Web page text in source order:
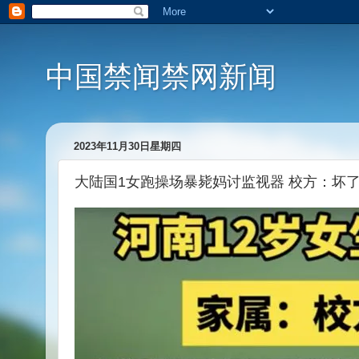
中国禁闻禁网新闻
2023年11月30日星期四
大陆国1女跑操场暴毙妈讨监视器 校方：坏